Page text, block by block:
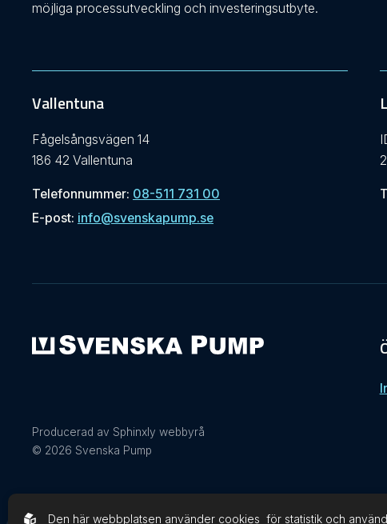
möjliga processutveckling och investeringsutbyte.
Vallentuna
Fågelsångsvägen 14
186 42 Vallentuna
Telefonnummer: 08-511 731 00
E-post: info@svenskapump.se
Producerad av Sphinxly webbyrå
© 2026 Svenska Pump
Den här webbplatsen använder cookies för statistik och